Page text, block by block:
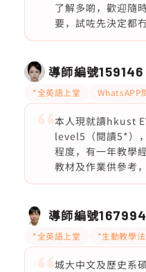
了解多啲，歡迎隨
要，試咗先決定都冇
導師編號159146
*全英語上堂 WhatsAPP
本人現就讀hkust
level5（閱讀5*）
程度，有一年教學
教材及作業供參考
導師編號167994
*全英語上堂 *生動教學法
城大中文及歷史系